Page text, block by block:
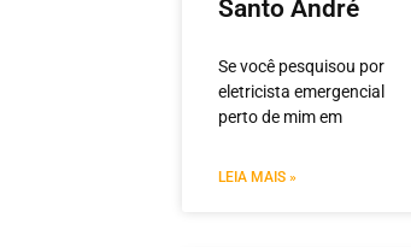
Santo André
Se você pesquisou por
eletricista emergencial
perto de mim em
LEIA MAIS »